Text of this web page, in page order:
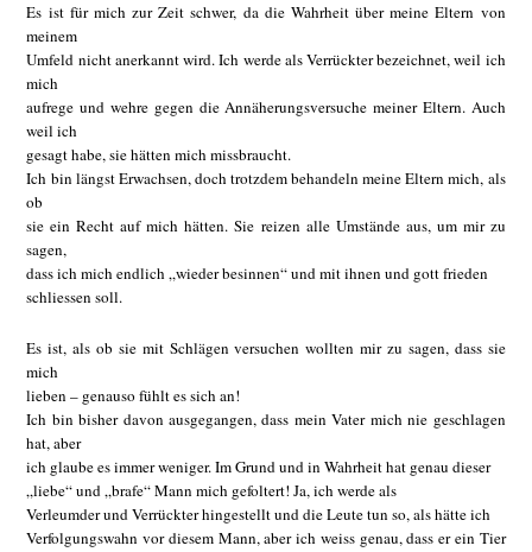
Es ist für mich zur Zeit schwer, da die Wahrheit über meine Eltern von
meinem
Umfeld nicht anerkannt wird. Ich werde als Verrückter bezeichnet, weil ich
mich
aufrege und wehre gegen die Annäherungsversuche meiner Eltern. Auch
weil ich
gesagt habe, sie hätten mich missbraucht.
Ich bin längst Erwachsen, doch trotzdem behandeln meine Eltern mich, als
ob
sie ein Recht auf mich hätten. Sie reizen alle Umstände aus, um mir zu
sagen,
dass ich mich endlich „wieder besinnen“ und mit ihnen und gott frieden
schliessen soll.
Es ist, als ob sie mit Schlägen versuchen wollten mir zu sagen, dass sie
mich
lieben – genauso fühlt es sich an!
Ich bin bisher davon ausgegangen, dass mein Vater mich nie geschlagen
hat, aber
ich glaube es immer weniger. Im Grund und in Wahrheit hat genau dieser
„liebe“ und „brafe“ Mann mich gefoltert! Ja, ich werde als
Verleumder und Verrückter hingestellt und die Leute tun so, als hätte ich
Verfolgungswahn vor diesem Mann, aber ich weiss genau, dass er ein Tier